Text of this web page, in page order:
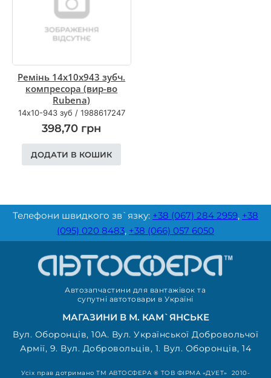
Ремінь 14х10х943 зубч.
компресора (вир-во
Rubena)
14х10-943 зуб / 1988617247
398,70 грн
ДОДАТИ В КОШИК
Телефони швидкого зв`язку: +38 (067) 284 2959, +38
(095) 020 8483, +38 (066) 057 6050
Автозапчастини для вантажівок та
супутні автотовари в Україні
МАГАЗИНИ В М. КАМ`ЯНСЬКЕ
Вул. Оборонців, 10А. Вул. Української Добровольчої
Армії, 9. Вул. Добровольців, 1. Вул. Оборонців, 14
Усіх прав дотримано ТМ АВТОСФЕРА ® ТОВ ФІРМА «ДУЕТ» 2010-